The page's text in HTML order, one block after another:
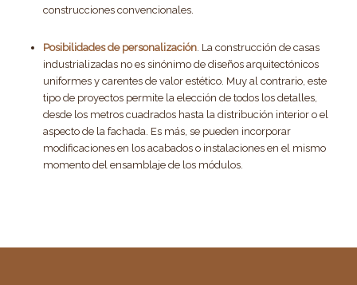
construcciones convencionales.
Posibilidades de personalización. La construcción de casas
industrializadas no es sinónimo de diseños arquitectónicos
uniformes y carentes de valor estético. Muy al contrario, este
tipo de proyectos permite la elección de todos los detalles,
desde los metros cuadrados hasta la distribución interior o el
aspecto de la fachada. Es más, se pueden incorporar
modificaciones en los acabados o instalaciones en el mismo
momento del ensamblaje de los módulos.